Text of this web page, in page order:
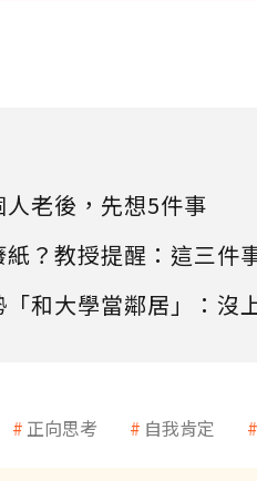
老後，先想5件事
？教授提醒：這三件
和大學當鄰居」：沒
正向思考 自我肯定